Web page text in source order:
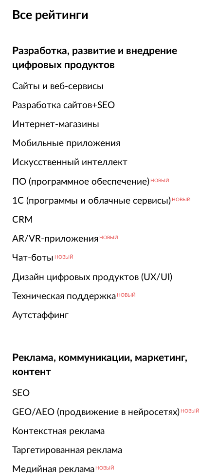
Все рейтинги
Разработка, развитие и внедрение
цифровых продуктов
Сайты и веб-сервисы
Разработка сайтов+SEO
Интернет-магазины
Мобильные приложения
Искусственный интеллект
ПО (программное обеспечение) НОВЫЙ
1С (программы и облачные сервисы) НОВЫЙ
CRM
AR/VR-приложения НОВЫЙ
Чат-боты НОВЫЙ
Дизайн цифровых продуктов (UX/UI)
Техническая поддержка НОВЫЙ
Аутстаффинг
Реклама, коммуникации, маркетинг,
контент
SEO
GEO/AEO (продвижение в нейросетях) НОВЫЙ
Контекстная реклама
Таргетированная реклама
Медийная реклама НОВЫЙ